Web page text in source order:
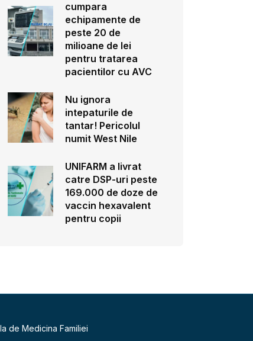
cumpara
echipamente de
peste 20 de
milioane de lei
pentru tratarea
pacientilor cu AVC
Nu ignora
intepaturile de
tantar! Pericolul
numit West Nile
UNIFARM a livrat
catre DSP-uri peste
169.000 de doze de
vaccin hexavalent
pentru copii
de Medicina Familiei